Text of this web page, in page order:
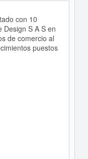
con 10
Design S A S en
de comercio al
puestos